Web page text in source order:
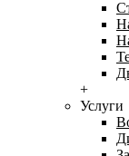
+
Услуги